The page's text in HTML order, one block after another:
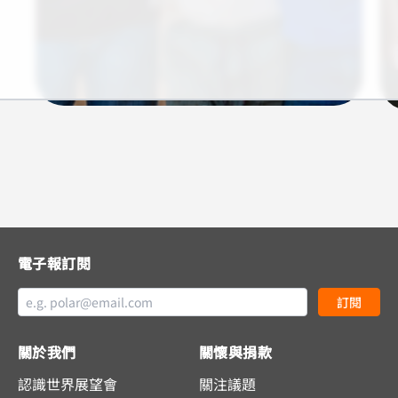
電子報訂閱
訂閱
關於我們
認識世界展望會
關懷與捐款
關注議題